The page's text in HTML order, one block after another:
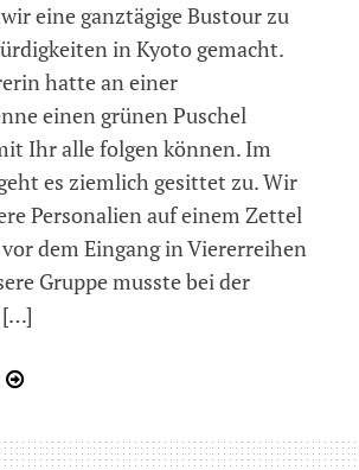
eine ganztägige Bustour zu
in Kyoto gemacht.
hatte an einer
einen grünen Puschel
Ihr alle folgen können. Im
es ziemlich gesittet zu. Wir
Personalien auf einem Zettel
dem Eingang in Viererreihen
Gruppe musste bei der
[…]
–